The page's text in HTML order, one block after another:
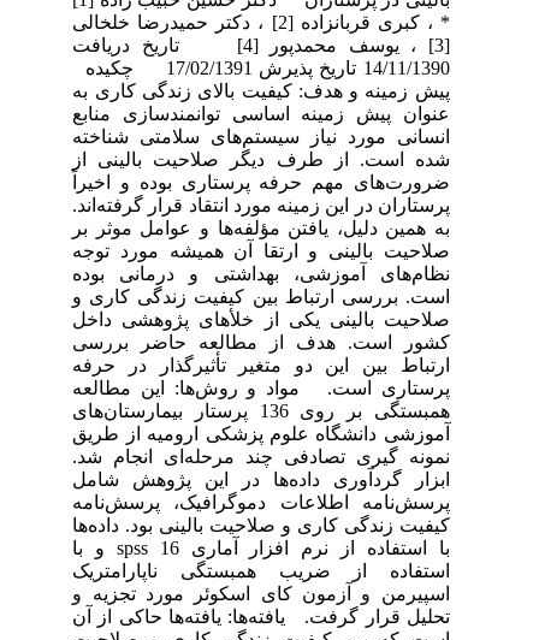
* ، کبری قربانزاده [2] ، دکتر حمیدرضا خلخالی
[3] ، یوسف محمدپور [4] تاریخ دریافت
14/11/1390 تاریخ پذیرش 17/02/1391 چکیده
پیش زمینه و هدف: کیفیت بالای زندگی کاری به
عنوان پیش زمینه اساسی توانمندسازی منابع
انسانی مورد نیاز سیستم‌های سلامتی شناخته
شده است. از طرف دیگر صلاحیت بالینی از
ضرورت‌های مهم حرفه پرستاری بوده و اخیراً
پرستاران در این زمینه مورد انتقاد قرار گرفته‌اند.
به همین دلیل، یافتن مؤلفه‌ها و عوامل موثر بر
صلاحیت بالینی و ارتقا آن همیشه مورد توجه
نظام‌های آموزشی، بهداشتی و درمانی بوده
است. بررسی ارتباط بین کیفیت زندگی کاری و
صلاحیت بالینی یکی از خلأهای پژوهشی داخل
کشور است. هدف از مطالعه حاضر بررسی
ارتباط بین این دو متغیر تأثیرگذار در حرفه
پرستاری است. مواد و روش‌ها: این مطالعه
همبستگی بر روی 136 پرستار بیمارستان‌های
آموزشی دانشگاه علوم پزشکی ارومیه از طریق
نمونه گیری تصادفی چند مرحله‌ای انجام شد.
ابزار گردآوری داده‌ها در این پژوهش شامل
پرسش‌نامه اطلاعات دموگرافیک، پرسش‌نامه
کیفیت زندگی کاری و صلاحیت بالینی بود. داده‌ها
با استفاده از نرم افزار آماری spss 16 و با
استفاده از ضریب همبستگی ناپارامتریک
اسپیرمن و آزمون کای اسکوئر مورد تجزیه و
تحلیل قرار گرفت. یافته‌ها: یافته‌ها حاکی از آن